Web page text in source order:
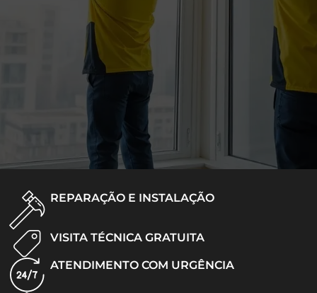
REPARAÇÃO E INSTALAÇÃO
VISITA TÉCNICA GRATUITA
ATENDIMENTO COM URGÊNCIA